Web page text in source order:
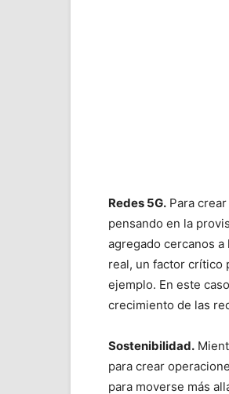
Redes 5G. Para
pensando en la
agregado cercanos
real, un factor crítico
ejemplo. En este
crecimiento de las
Sostenibilidad.
para crear
para moverse más